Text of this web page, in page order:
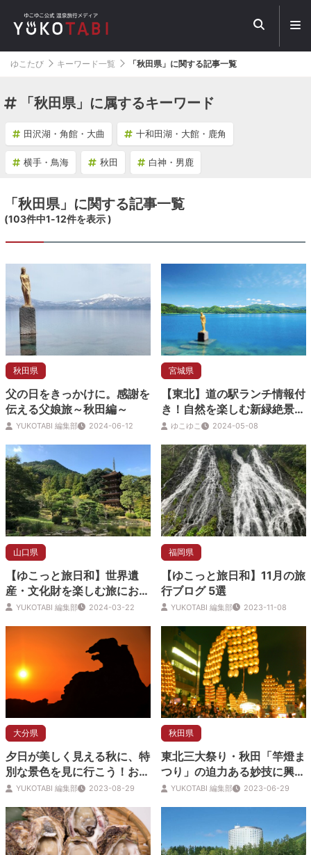
メ
ュ
ゆこたび キーワード一覧 「秋田県」に関する記事一覧
「秋田県」に属するキーワード
田沢湖・角館・大曲 十和田湖・大館・鹿角
横手・鳥海 秋田 白神・男鹿
「秋田県」に関する記事一覧
(103件中1-12件を表示 )
秋田県
父の日をきっかけに。感謝を
伝える父娘旅～秋田編～
YUKOTABI 編集部 2024-06-12
宮城県
【東北】道の駅ランチ情報付
き！自然を楽しむ新緑絶景ス
ポット3選
ゆこゆこ 2024-05-08
山口県
【ゆこっと旅日和】世界遺
産・文化財を楽しむ旅におす
すめ！ 旅行ブログ 4選
YUKOTABI 編集部 2024-03-22
福岡県
【ゆこっと旅日和】11月の旅
行ブログ 5選
YUKOTABI 編集部 2023-11-08
大分県
夕日が美しく見える秋に、特
別な景色を見に行こう！おす
すめの夕日絶景スポット5選
YUKOTABI 編集部 2023-08-29
秋田県
東北三大祭り・秋田「竿燈ま
つり」の迫力ある妙技に興
奮！YUKOTABI 編集部 2023-06-29